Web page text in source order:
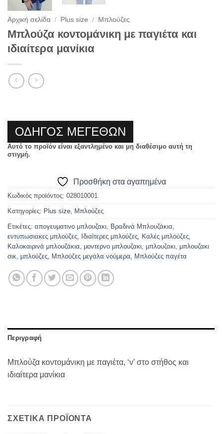
Αρχική σελίδα / Plus size / Μπλούζες
Μπλούζα κοντομάνικη με παγιέτα και
ιδιαίτερα μανίκια
ΟΔΗΓΟΣ ΜΕΓΕΘΩΝ
Αυτό το προϊόν είναι εξαντλημένο και μη διαθέσιμο αυτή τη
στιγμή.
Προσθήκη στα αγαπημένα
Κωδικός προϊόντος: 028010001
Κατηγορίες: Plus size Μπλούζες
Ετικέτες: απογευματινο μπλουζακι Βραδινά Μπλουζάκια
εντυπωσιακες μπλούζες Ιδιαίτερες μπλούζες Καλές μπλούζες
Καλοκαιρινά μπλουζάκια μοντερνο μπλουζακι μπλουζακι μπλουζακι
σικ μπλούζες Μπλούζες μεγάλα νούμερα Μπλούζες παγέτα
Περιγραφή
Μπλούζα κοντομάνικη με παγιέτα, ‘ν’ στο στήθος και
ιδιαίτερα μανίκια
ΣΧΕΤΙΚΆ ΠΡΟΪΌΝΤΑ